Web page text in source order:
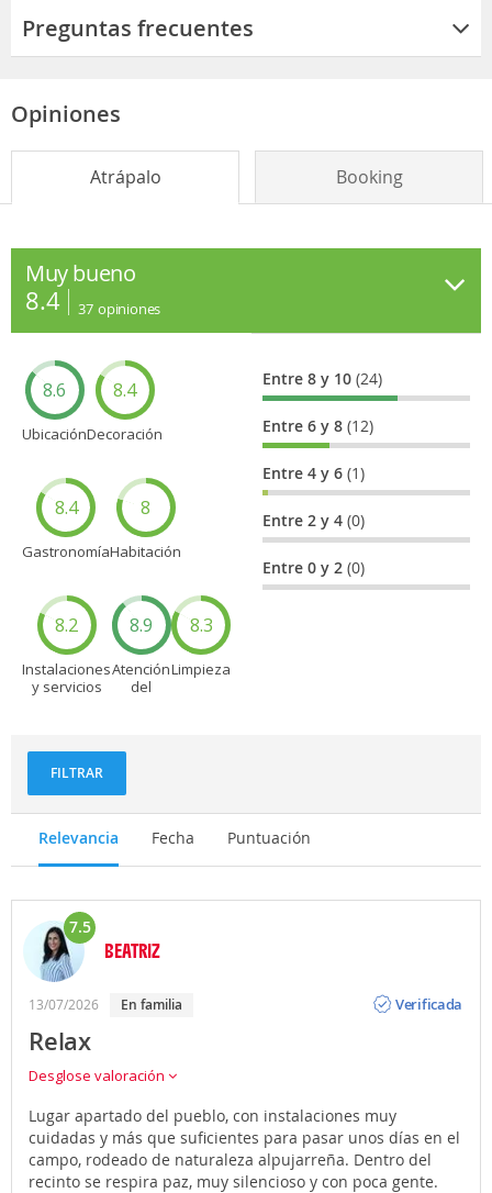
Preguntas frecuentes
Opiniones
Atrápalo Booking
Muy bueno
8.4 37 opiniones
8.6
Ubicación
8.4
Decoración
8.4
Gastronomía
8
Habitación
8.2
Instalaciones
y servicios
8.9
Atención
del
8.3
Limpieza
Entre 8 y 10(24)
Entre 6 y 8(12)
Entre 4 y 6(1)
Entre 2 y 4(0)
Entre 0 y 2(0)
FILTRAR
Relevancia Fecha Puntuación
7.5
BEATRIZ
13/07/2026 en familia
Verificada
Relax
Desglose valoración
Lugar apartado del pueblo, con instalaciones muy
cuidadas y más que suficientes para pasar unos días en el
campo, rodeado de naturaleza alpujarreña. Dentro del
recinto se respira paz, muy silencioso y con poca gente.